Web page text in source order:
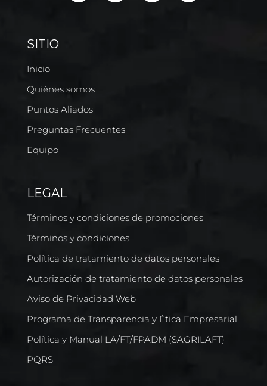
SITIO
Inicio
Quiénes somos
Puntos Aliados
Preguntas Frecuentes
Equipo
LEGAL
Términos y condiciones de promociones
Términos y condiciones
Política de tratamiento de datos personales
Autorización de tratamiento de datos personales
Aviso de Privacidad Web
Programa de Transparencia y Ética Empresarial
Política y Manual LA/FT/FPADM (SAGRILAFT)
PQRS